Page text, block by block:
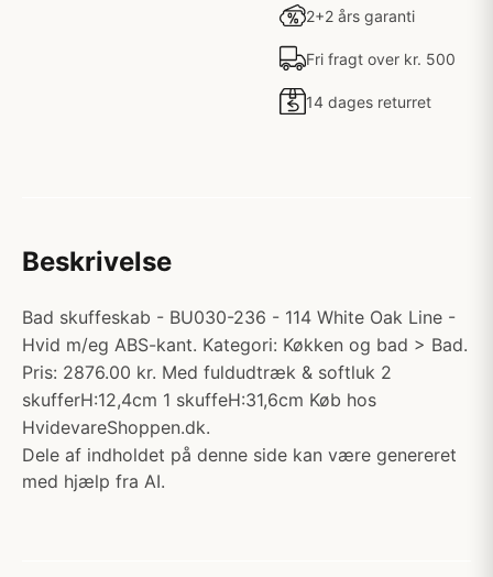
2+2 års garanti
Fri fragt over kr. 500
14 dages returret
Beskrivelse
Bad skuffeskab - BU030-236 - 114 White Oak Line -
Hvid m/eg ABS-kant. Kategori: Køkken og bad > Bad.
Pris: 2876.00 kr. Med fuldudtræk & softluk 2
skufferH:12,4cm 1 skuffeH:31,6cm Køb hos
HvidevareShoppen.dk.
Dele af indholdet på denne side kan være genereret
med hjælp fra AI.